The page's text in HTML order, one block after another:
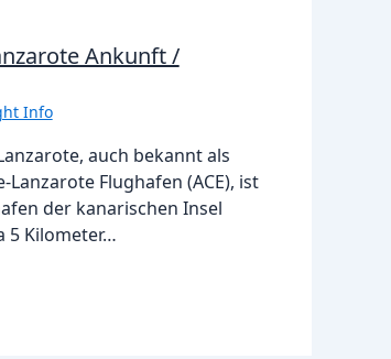
Ankunft /
Info
auch bekannt als
Lanzarote Flughafen (ACE), ist
der kanarischen Insel
5 Kilometer…